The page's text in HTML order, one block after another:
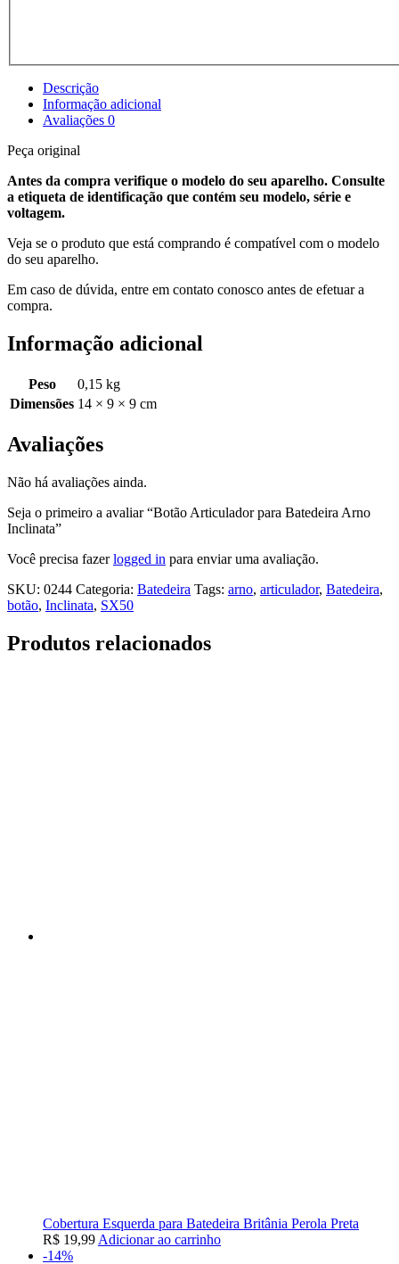
Descrição
Informação adicional
Avaliações 0
Peça original
Antes da compra verifique o modelo do seu aparelho. Consulte
a etiqueta de identificação que contém seu modelo, série e
voltagem.
Veja se o produto que está comprando é compatível com o modelo
do seu aparelho.
Em caso de dúvida, entre em contato conosco antes de efetuar a
compra.
Informação adicional
Peso
0,15 kg
Dimensões 14 × 9 × 9 cm
Avaliações
Não há avaliações ainda.
Seja o primeiro a avaliar “Botão Articulador para Batedeira Arno
Inclinata”
Você precisa fazerlogged in para enviar uma avaliação.
SKU: 0244 Categoria: Batedeira Tags: arno, articulador, Batedeira,
botão, Inclinata, SX50
Produtos relacionados
Cobertura Esquerda para Batedeira Britânia Perola Preta
R$ 19,99 Adicionar ao carrinho
-14%